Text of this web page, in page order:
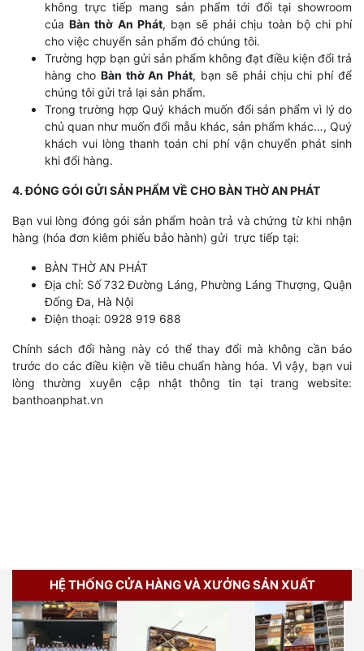
không trực tiếp mang sản phẩm tới đổi tại showroom
củaBàn thờ An Phát, bạn sẽ phải chịu toàn bộ chi phí
cho việc chuyển sản phẩm đó chúng tôi.
Trường hợp bạn gửi sản phẩm không đạt điều kiện đổi trả
hàng cho Bàn thờ An Phát, bạn sẽ phải chịu chi phí để
chúng tôi gửi trả lại sản phẩm.
Trong trường hợp Quý khách muốn đổi sản phẩm vì lý do
chủ quan như muốn đổi mẫu khác, sản phẩm khác…, Quý
khách vui lòng thanh toán chi phí vận chuyển phát sinh
khi đổi hàng.
4. ĐÓNG GÓI GỬI SẢN PHẨM VỀ CHO BÀN THỜ AN PHÁT
Bạn vui lòng đóng gói sản phẩm hoàn trả và chứng từ khi nhận
hàng (hóa đơn kiêm phiếu bảo hành) gửi trực tiếp tại:
BÀN THỜ AN PHÁT
Địa chỉ: Số 732 Đường Láng, Phường Láng Thượng, Quận
Đống Đa, Hà Nội
Điện thoại: 0928 919 688
Chính sách đổi hàng này có thể thay đổi mà không cần báo
trước do các điều kiện về tiêu chuẩn hàng hóa. Vì vậy, bạn vui
lòng thường xuyên cập nhật thông tin tại trang website:
banthoanphat.vn
HỆ THỐNG CỬA HÀNG VÀ XƯỞNG SẢN XUẤT